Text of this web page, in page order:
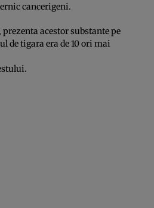
cancerigeni.
acestor substante pe
de tigara era de 10 ori mai